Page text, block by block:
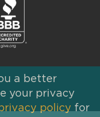
a better
your privacy
policy for